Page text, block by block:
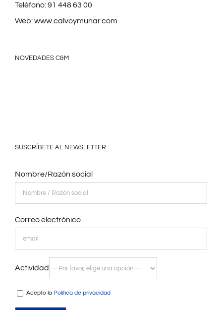
Teléfono:91 448 63 00
Web:www.calvoymunar.com
NOVEDADES C&M
SUSCRÍBETE AL NEWSLETTER
Nombre/Razón social
Correo electrónico
Actividad
Acepto la Política de privacidad